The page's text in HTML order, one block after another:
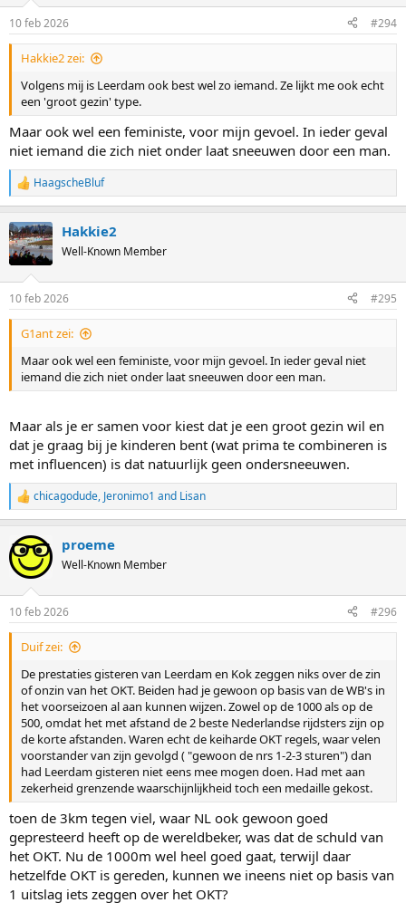
s
:
10 feb 2026 #294
Hakkie2 zei:
Volgens mij is Leerdam ook best wel zo iemand. Ze lijkt me ook echt
een 'groot gezin' type.
Maar ook wel een feministe, voor mijn gevoel. In ieder geval
niet iemand die zich niet onder laat sneeuwen door een man.
R
e
c
t
i
s
:
HaagscheBluf
Hakkie2
Well-Known Member
10 feb 2026 #295
G1ant zei:
Maar ook wel een feministe, voor mijn gevoel. In ieder geval niet
iemand die zich niet onder laat sneeuwen door een man.
Maar als je er samen voor kiest dat je een groot gezin wil en
dat je graag bij je kinderen bent (wat prima te combineren is
met influencen) is dat natuurlijk geen ondersneeuwen.
R
e
c
t
i
s
:
chicagodude, Jeronimo1 and Lisan
proeme
Well-Known Member
10 feb 2026 #296
Duif zei:
De prestaties gisteren van Leerdam en Kok zeggen niks over de zin
of onzin van het OKT. Beiden had je gewoon op basis van de WB's in
het voorseizoen al aan kunnen wijzen. Zowel op de 1000 als op de
500, omdat het met afstand de 2 beste Nederlandse rijdsters zijn op
de korte afstanden. Waren echt de keiharde OKT regels, waar velen
voorstander van zijn gevolgd ( "gewoon de nrs 1-2-3 sturen") dan
had Leerdam gisteren niet eens mee mogen doen. Had met aan
zekerheid grenzende waarschijnlijkheid toch een medaille gekost.
toen de 3km tegen viel, waar NL ook gewoon goed
gepresteerd heeft op de wereldbeker, was dat de schuld van
het OKT. Nu de 1000m wel heel goed gaat, terwijl daar
hetzelfde OKT is gereden, kunnen we ineens niet op basis van
1 uitslag iets zeggen over het OKT?